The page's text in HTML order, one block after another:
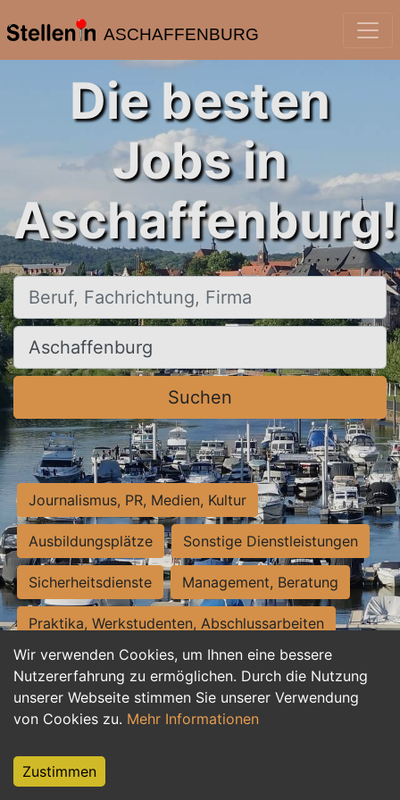
ASCHAFFENBURG
Wir verwenden Cookies, um Ihnen eine bessere
Nutzererfahrung zu ermöglichen. Durch die Nutzung
unserer Webseite stimmen Sie unserer Verwendung
von Cookies zu. Mehr Informationen
Zustimmen
Die besten
Jobs in
Aschaffenburg!
Beruf, Fachrichtung, Firma
Ort, Stadt
Suchen
Journalismus, PR, Medien, Kultur
Ausbildungsplätze Sonstige Dienstleistungen
Sicherheitsdienste Management, Beratung
Praktika, Werkstudenten, Abschlussarbeiten
Personalwesen Assistenz, Sekretariat
Hilfskräfte, Aushilfs- und Nebenjobs
Weiterbildung, Studium, duale Ausbildung